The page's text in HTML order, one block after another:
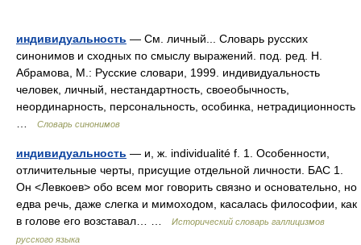
индивидуальность — См. личный... Словарь русских
синонимов и сходных по смыслу выражений. под. ред. Н.
Абрамова, М.: Русские словари, 1999. индивидуальность
человек, личный, нестандартность, своеобычность,
неординарность, персональность, особинка, нетрадиционность
Словарь синонимов
индивидуальность — и, ж. individualité f. 1. Особенности,
отличительные черты, присущие отдельной личности. БАС 1.
Он <Левкоев> обо всем мог говорить связно и основательно, но
едва речь, даже слегка и мимоходом, касалась философии, как
в голове его возставал… …
Исторический словарь галлицизмов
русского языка